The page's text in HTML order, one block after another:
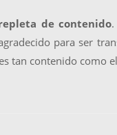
de contenido
para ser
tan contenido como